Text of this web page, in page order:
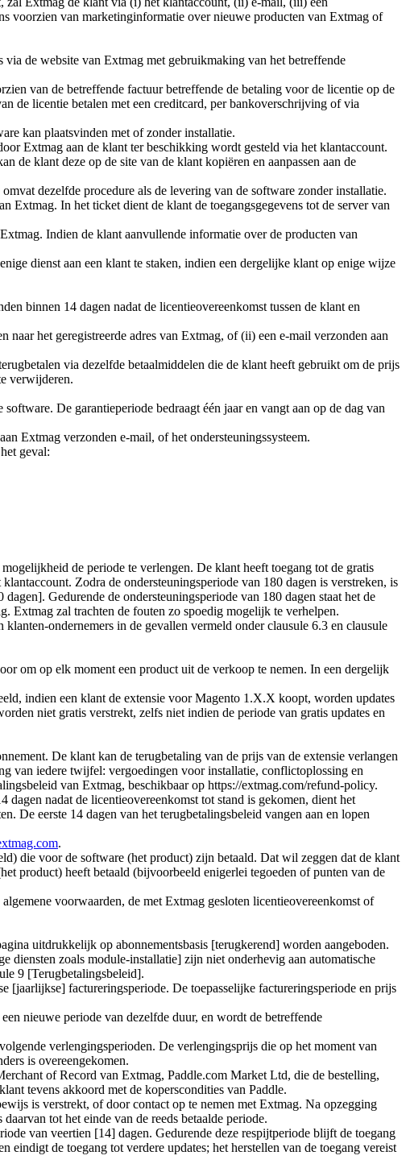
voorzien van marketinginformatie over nieuwe producten van Extmag of
de website van Extmag met gebruikmaking van het betreffende
van de betreffende factuur betreffende de betaling voor de licentie op de
de licentie betalen met een creditcard, per bankoverschrijving of via
kan plaatsvinden met of zonder installatie.
Extmag aan de klant ter beschikking wordt gesteld via het klantaccount.
de klant deze op de site van de klant kopiëren en aanpassen aan de
dezelfde procedure als de levering van de software zonder installatie.
Extmag. In het ticket dient de klant de toegangsgegevens tot de server van
Indien de klant aanvullende informatie over de producten van
dienst aan een klant te staken, indien een dergelijke klant op enige wijze
binnen 14 dagen nadat de licentieovereenkomst tussen de klant en
het geregistreerde adres van Extmag, of (ii) een e-mail verzonden aan
via dezelfde betaalmiddelen die de klant heeft gebruikt om de prijs
verwijderen.
De garantieperiode bedraagt één jaar en vangt aan op de dag van
Extmag verzonden e-mail, of het ondersteuningssysteem.
geval:
de periode te verlengen. De klant heeft toegang tot de gratis
Zodra de ondersteuningsperiode van 180 dagen is verstreken, is
Gedurende de ondersteuningsperiode van 180 dagen staat het de
Extmag zal trachten de fouten zo spoedig mogelijk te verhelpen.
ondernemers in de gevallen vermeld onder clausule 6.3 en clausule
om op elk moment een product uit de verkoop te nemen. In een dergelijk
indien een klant de extensie voor Magento 1.X.X koopt, worden updates
niet gratis verstrekt, zelfs niet indien de periode van gratis updates en
De klant kan de terugbetaling van de prijs van de extensie verlangen
van iedere twijfel: vergoedingen voor installatie, conflictoplossing en
van Extmag, beschikbaar op https://extmag.com/refund-policy.
nadat de licentieovereenkomst tot stand is gekomen, dient het
De eerste 14 dagen van het terugbetalingsbeleid vangen aan en lopen
.
die voor de software (het product) zijn betaald. Dat wil zeggen dat de klant
product) heeft betaald (bijvoorbeeld enigerlei tegoeden of punten van de
voorwaarden, de met Extmag gesloten licentieovereenkomst of
uitdrukkelijk op abonnementsbasis [terugkerend] worden aangeboden.
diensten zoals module-installatie] zijn niet onderhevig aan automatische
9 [Terugbetalingsbeleid].
[jaarlijkse] factureringsperiode. De toepasselijke factureringsperiode en prijs
nieuwe periode van dezelfde duur, en wordt de betreffende
verlengingsperioden. De verlengingsprijs die op het moment van
is overeengekomen.
of Record van Extmag, Paddle.com Market Ltd, die de bestelling,
tevens akkoord met de koperscondities van Paddle.
is verstrekt, of door contact op te nemen met Extmag. Na opzegging
tot het einde van de reeds betaalde periode.
van veertien [14] dagen. Gedurende deze respijtperiode blijft de toegang
de toegang tot verdere updates; het herstellen van de toegang vereist